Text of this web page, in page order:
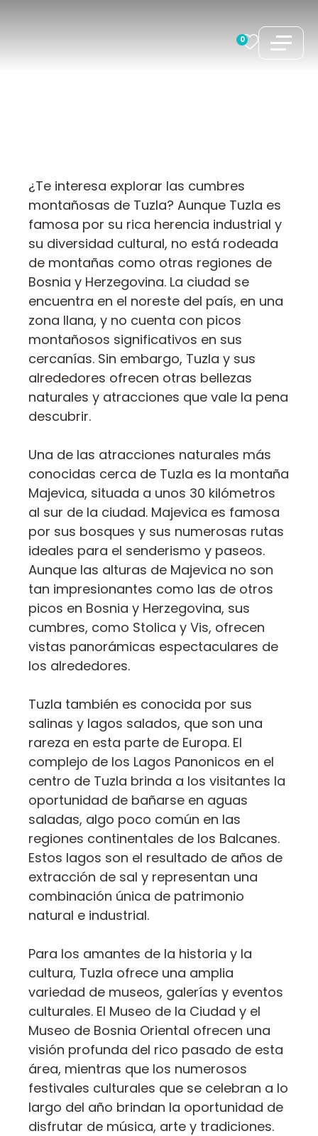
0
¿Te interesa explorar las cumbres
montañosas de Tuzla? Aunque Tuzla es
famosa por su rica herencia industrial y
su diversidad cultural, no está rodeada
de montañas como otras regiones de
Bosnia y Herzegovina. La ciudad se
encuentra en el noreste del país, en una
zona llana, y no cuenta con picos
montañosos significativos en sus
cercanías. Sin embargo, Tuzla y sus
alrededores ofrecen otras bellezas
naturales y atracciones que vale la pena
descubrir.
Una de las atracciones naturales más
conocidas cerca de Tuzla es la montaña
Majevica, situada a unos 30 kilómetros
al sur de la ciudad. Majevica es famosa
por sus bosques y sus numerosas rutas
ideales para el senderismo y paseos.
Aunque las alturas de Majevica no son
tan impresionantes como las de otros
picos en Bosnia y Herzegovina, sus
cumbres, como Stolica y Vis, ofrecen
vistas panorámicas espectaculares de
los alrededores.
Tuzla también es conocida por sus
salinas y lagos salados, que son una
rareza en esta parte de Europa. El
complejo de los Lagos Panonicos en el
centro de Tuzla brinda a los visitantes la
oportunidad de bañarse en aguas
saladas, algo poco común en las
regiones continentales de los Balcanes.
Estos lagos son el resultado de años de
extracción de sal y representan una
combinación única de patrimonio
natural e industrial.
Para los amantes de la historia y la
cultura, Tuzla ofrece una amplia
variedad de museos, galerías y eventos
culturales. El Museo de la Ciudad y el
Museo de Bosnia Oriental ofrecen una
visión profunda del rico pasado de esta
área, mientras que los numerosos
festivales culturales que se celebran a lo
largo del año brindan la oportunidad de
disfrutar de música, arte y tradiciones.